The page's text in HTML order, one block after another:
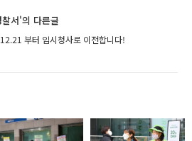
서'의 다른글
부터 임시청사로 이전합니다!